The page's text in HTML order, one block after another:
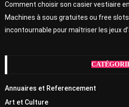
Comment choisir son casier vestiaire
Machines à sous gratuites ou free
incontournable pour maîtriser les jeux
Annuaires et Referencement
Art et Culture